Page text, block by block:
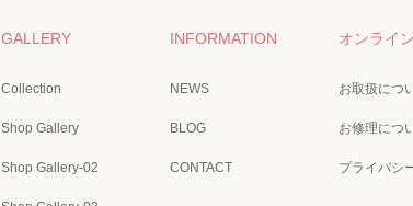
GALLERY
Collection
Shop Gallery
Shop Gallery-02
INFORMATION
NEWS
BLOG
CONTACT
オンライ
お取扱につ
お修理につ
プライバシ